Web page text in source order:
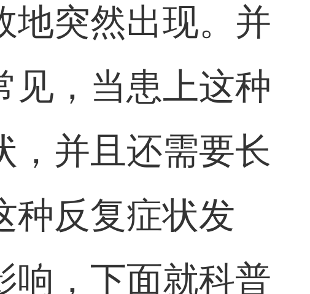
地突然出现。并
见，当患上这种
，并且还需要长
种反复症状发
响，下面就科普